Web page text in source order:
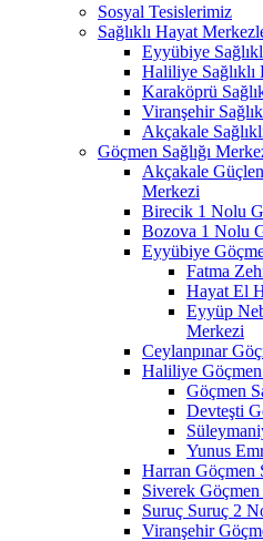
Sosyal Tesislerimiz
Sağlıklı Hayat
Eyyübiye
Haliliye
Karaköprü
Viranşehir
Akçakale
Göçmen Sağlığı
Akçakale
Merkezi
Birecik 1 Nolu
Bozova 1 Nolu
Eyyübiye
Fatma
Hayat El
Eyyüp
Merkezi
Ceylanpınar
Haliliye
Göçmen
Devteşti
Yunus
Harran Göçmen
Siverek Göçmen
Suruç Suruç 2
Viranşehir